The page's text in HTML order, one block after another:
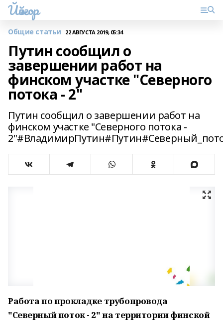
Йәйғор
Общие статьи 22 АВГУСТА 2019, 05:34
Путин сообщил о
завершении работ на
финском участке "Северного
потока - 2"
Путин сообщил о завершении работ на
финском участке "Северного потока -
Работа по прокладке трубопровода
"Северный поток - 2" на территории финской